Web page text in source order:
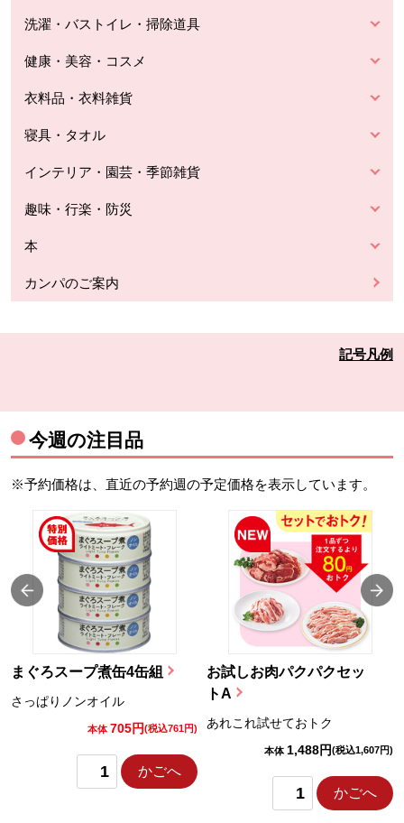
洗濯・バストイレ・掃除道具
健康・美容・コスメ
衣料品・衣料雑貨
寝具・タオル
インテリア・園芸・季節雑貨
趣味・行楽・防災
本
カンパのご案内
記号凡例
今週の注目品
※予約価格は、直近の予約週の予定価格を表示しています。
まぐろスープ煮缶4缶組
さっぱりノンオイル
本体 705円(税込761円)
かごへ
お試しお肉パクパクセッ
トA
あれこれ試せておトク
本体 1,488円(税込1,607円)
かごへ